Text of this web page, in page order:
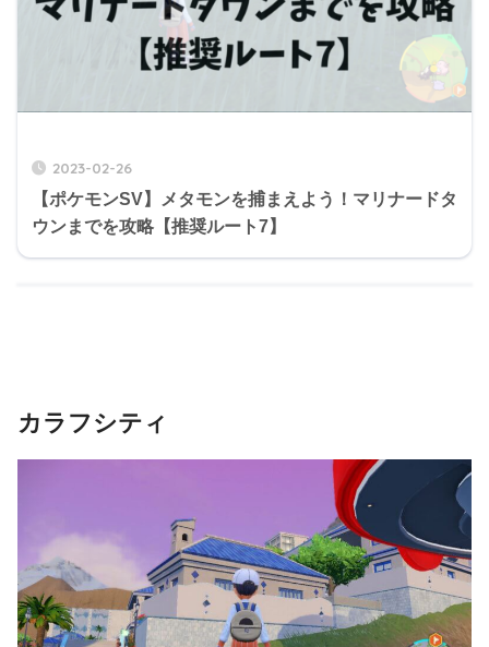
2023-02-26
【ポケモンSV】メタモンを捕まえよう！マリナードタ
ウンまでを攻略【推奨ルート7】
カラフシティ